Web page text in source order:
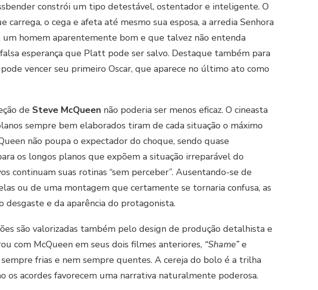
constrói um tipo detestável, ostentador e inteligente. O
o cega e afeta até mesmo sua esposa, a arredia Senhora
um homem aparentemente bom e que talvez não entenda
esperança que Platt pode ser salvo. Destaque também para
vencer seu primeiro Oscar, que aparece no último ato como
de Steve McQueen não poderia ser menos eficaz. O cineasta
sempre bem elaborados tiram de cada situação o máximo
não poupa o expectador do choque, sendo quase
os longos planos que expõem a situação irreparável do
continuam suas rotinas “sem perceber”. Ausentando-se de
ou de uma montagem que certamente se tornaria confusa, as
e da aparência do protagonista.
são valorizadas também pelo design de produção detalhista e
com McQueen em seus dois filmes anteriores, “Shame”e
frias e nem sempre quentes. A cereja do bolo é a trilha
os acordes favorecem uma narrativa naturalmente poderosa.